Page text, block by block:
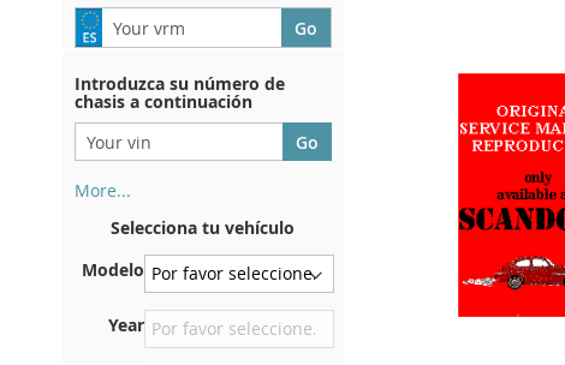
Introduzca su número de
chasis a continuación
More...
encuentra en el reverso de su
certificado de registro. Y
también en el coche.
En la placa inferior del
asiento delantero derecho
Selecciona tu vehículo
Modelo
Year